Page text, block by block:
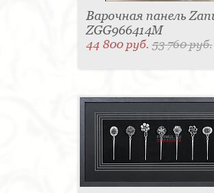
Варочная панель
ZGG966414M
44 800 руб.53 760 руб.